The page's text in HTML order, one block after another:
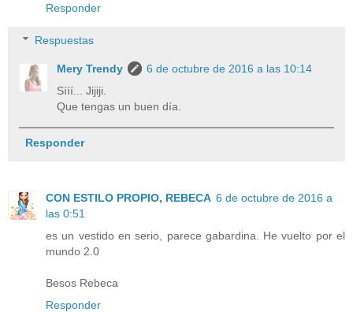
Responder
Respuestas
Mery Trendy
6 de octubre de 2016 a las 10:14
Sííí... Jijiji.
Que tengas un buen día.
Responder
CON ESTILO PROPIO, REBECA 6 de octubre de 2016 a
las 0:51
es un vestido en serio, parece gabardina. He vuelto por el
mundo 2.0
Besos Rebeca
Responder